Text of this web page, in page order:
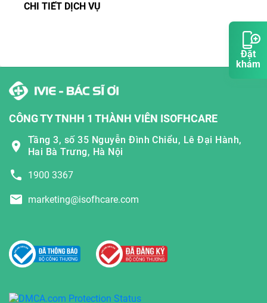
Đặt
khám
CHI TIẾT DỊCH VỤ
CÔNG TY TNHH 1 THÀNH VIÊN ISOFHCARE
Tầng 3, số 35 Nguyễn Đình Chiểu, Lê Đại Hành,
Hai Bà Trưng, Hà Nội
1900 3367
marketing@isofhcare.com